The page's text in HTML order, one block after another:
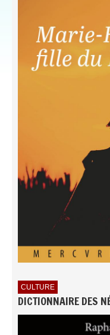
CULTURE
DICTIONNAIRE DES